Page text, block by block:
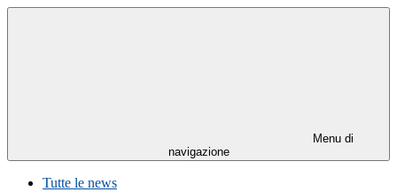
Menu di
navigazione
Tutte le news